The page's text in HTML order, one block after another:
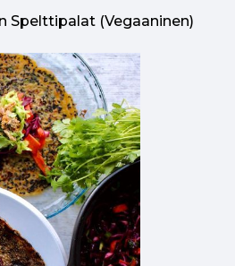
Spelttipalat (vegaaninen)